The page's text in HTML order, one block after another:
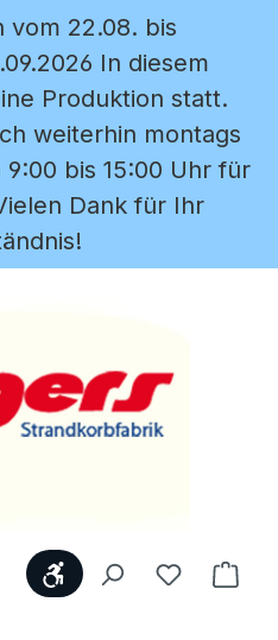
vom 22.08. bis
In diesem
Produktion statt.
weiterhin montags
bis 15:00 Uhr für
Dank für Ihr
WerkzeugleisteDu hast 0